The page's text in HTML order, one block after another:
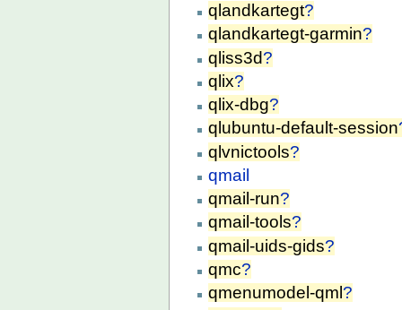
qlandkartegt?
qlandkartegt-garmin?
qliss3d?
qlix?
qlix-dbg?
qlubuntu-default-session
qlvnictools?
qmail
qmail-run?
qmail-tools?
qmail-uids-gids?
qmc?
qmenumodel-qml ?